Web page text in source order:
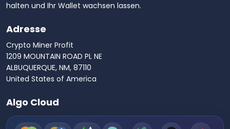
halten und Ihr Wallet wachsen lassen.
Adresse
Crypto Miner Profit
1209 MOUNTAIN ROAD PL NE
ALBUQUERQUE, NM, 87110
United States of America
Algo Cloud